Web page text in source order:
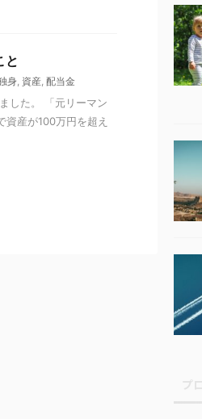
と
身, 資産, 配当金
した。 「元リーマン
産が100万円を超え